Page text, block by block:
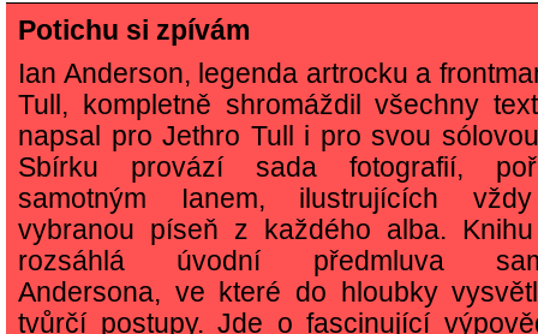
Potichu si zpívám
Ian Anderson, legenda artrocku a
Tull, kompletně shromáždil všechny
napsal pro Jethro Tull i pro svou
Sbírku provází sada fotografií,
samotným Ianem, ilustrujících
vybranou píseň z každého alba.
rozsáhlá úvodní předmluva
Andersona, ve které do hloubky
tvůrčí postupy. Jde o fascinující